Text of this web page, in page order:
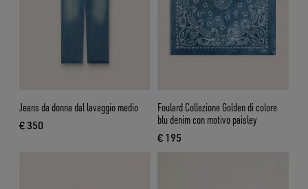
Jeans da donna dal lavaggio medio
€ 350
prezzo attuale € 350
Foulard Collezione Golden di colore
blu denim con motivo paisley
€ 195
prezzo attuale € 195